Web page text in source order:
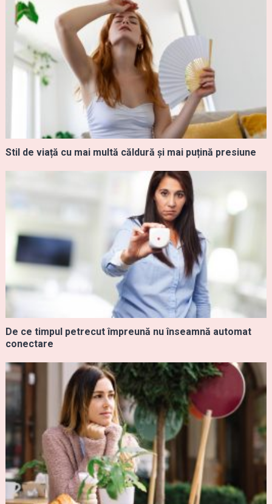
Stil de viață cu mai multă căldură și mai puțină presiune
De ce timpul petrecut împreună nu înseamnă automat
conectare